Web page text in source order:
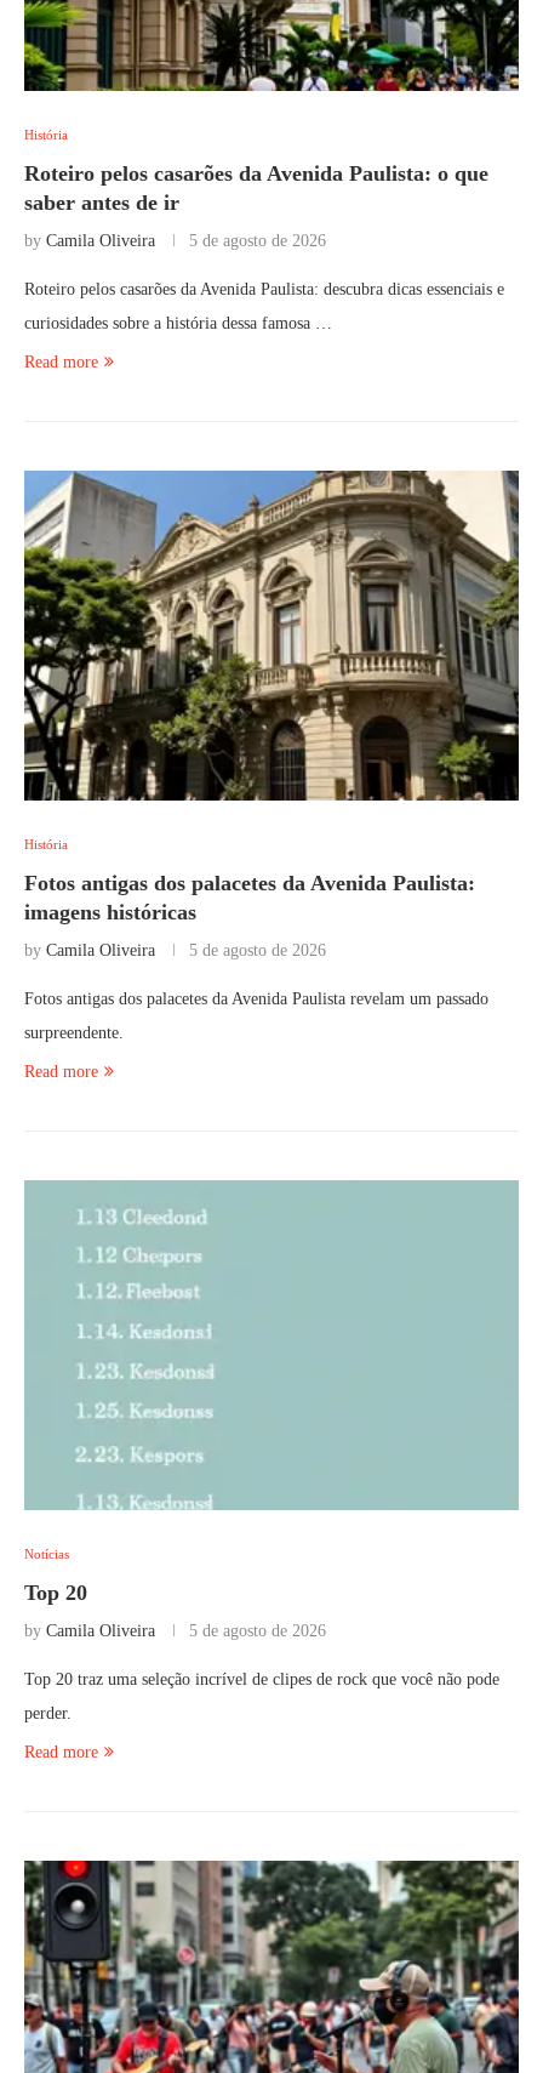
História
Roteiro pelos casarões da Avenida Paulista: o que
saber antes de ir
by Camila Oliveira 5 de agosto de 2026
Roteiro pelos casarões da Avenida Paulista: descubra dicas essenciais e
curiosidades sobre a história dessa famosa …
Read more
História
Fotos antigas dos palacetes da Avenida Paulista:
imagens históricas
by Camila Oliveira 5 de agosto de 2026
Fotos antigas dos palacetes da Avenida Paulista revelam um passado
surpreendente.
Read more
Notícias
Top 20
by Camila Oliveira 5 de agosto de 2026
Top 20 traz uma seleção incrível de clipes de rock que você não pode
perder.
Read more